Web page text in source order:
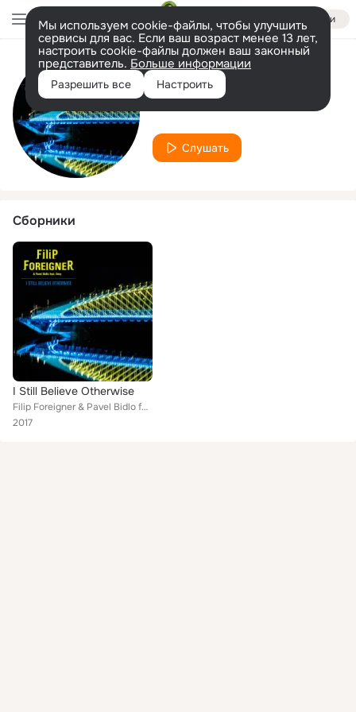
Войти
Мы используем cookie-файлы, чтобы улучшить
сервисы для вас. Если ваш возраст менее 13 лет,
настроить cookie-файлы должен ваш законный
представитель. Больше информации
Разрешить все Настроить
Исполнитель
Pavel Bidlo
Слушать
Сборники
I Still Believe Otherwise
Filip Foreigner & Pavel Bidlo feat. Desy
2017